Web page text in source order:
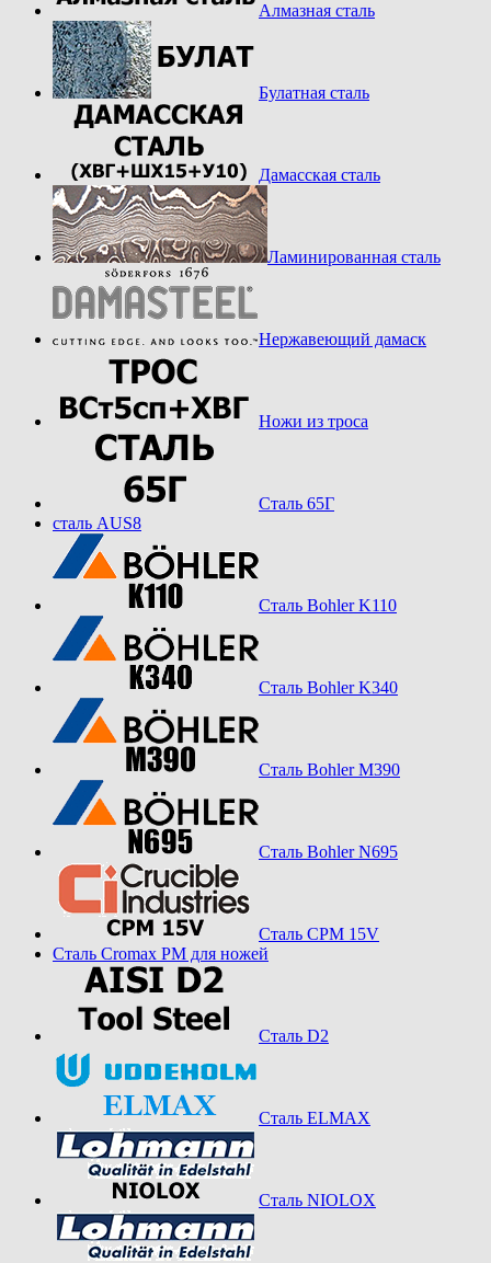
Алмазная сталь
Булатная сталь
Дамасская сталь
Ламинированная сталь
Нержавеющий дамаск
Ножи из троса
Сталь 65Г
сталь AUS8
Сталь Bohler K110
Сталь Bohler K340
Сталь Bohler M390
Сталь Bohler N695
Сталь CPM 15V
Сталь Cromax PM для ножей
Сталь D2
Сталь ELMAX
Сталь NIOLOX